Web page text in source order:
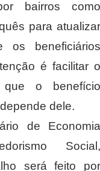
bairros como
para atualizar
os beneficiários
é facilitar o
que o benefício
dele.
de Economia
Social,
será feito por